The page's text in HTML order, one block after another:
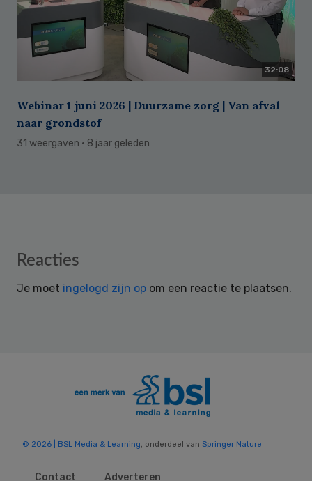
32:08
Webinar 1 juni 2026 | Duurzame zorg | Van afval
naar grondstof
31 weergaven · 8 jaar geleden
Reader
Reacties
Je moet ingelogd zijn op om een reactie te plaatsen.
© 2026 | BSL Media & Learning, onderdeel van Springer Nature
Contact Adverteren